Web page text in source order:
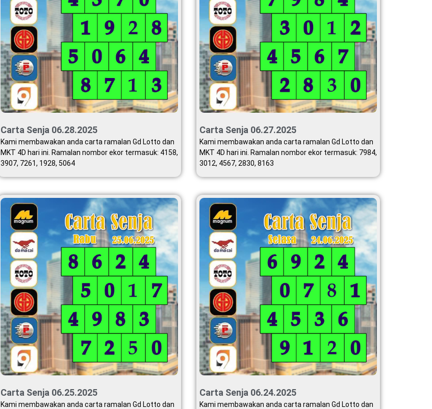
Carta Senja 06.28.2025
Kami membawakan anda carta ramalan Gd Lotto dan
MKT 4D hari ini. Ramalan nombor ekor termasuk: 4158,
3907, 7261, 1928, 5064
Carta Senja 06.27.2025
Kami membawakan anda carta ramalan Gd Lotto dan
MKT 4D hari ini. Ramalan nombor ekor termasuk: 7984,
3012, 4567, 2830, 8163
Carta Senja 06.25.2025
Kami membawakan anda carta ramalan Gd Lotto dan
Carta Senja 06.24.2025
Kami membawakan anda carta ramalan Gd Lotto dan